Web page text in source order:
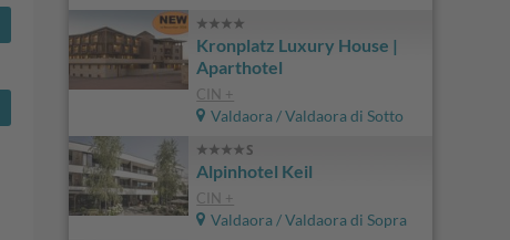
Kronplatz Luxury House |
Aparthotel
CIN +
Valdaora / Valdaora di Sotto
Alpinhotel Keil
CIN +
Valdaora / Valdaora di Sopra